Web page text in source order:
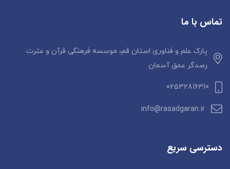
تماس با ما
پارک علم و فناوری استان قم، موسسه فرهنگی قرآن و عترت
رصدگر عمق آسمان
02532816310
info@rasadgaran.ir
دسترسی سریع